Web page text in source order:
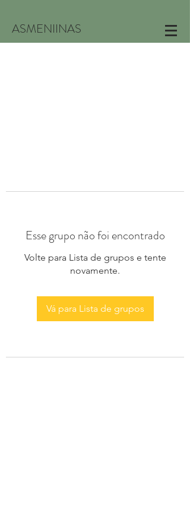
ASMENIINAS
Esse grupo não foi encontrado
Volte para Lista de grupos e tente
novamente.
Vá para Lista de grupos